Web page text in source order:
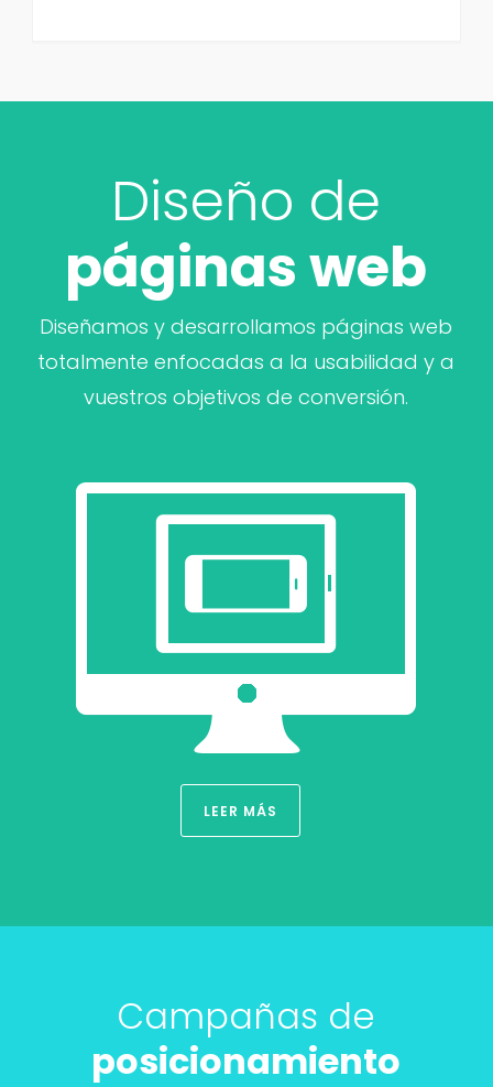
Diseño de
páginas web
Diseñamos y desarrollamos páginas web
totalmente enfocadas a la usabilidad y a
vuestros objetivos de conversión.
LEER MÁS
Campañas de
posicionamiento